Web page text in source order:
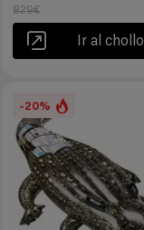
829€
Ir al chollo
-20%